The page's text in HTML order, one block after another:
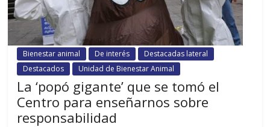
Bienestar animal De interés
Destacadas lateral
Destacados
Unidad de Bienestar Animal
La ‘popó gigante’ que se tomó el
Centro para enseñarnos sobre
responsabilidad